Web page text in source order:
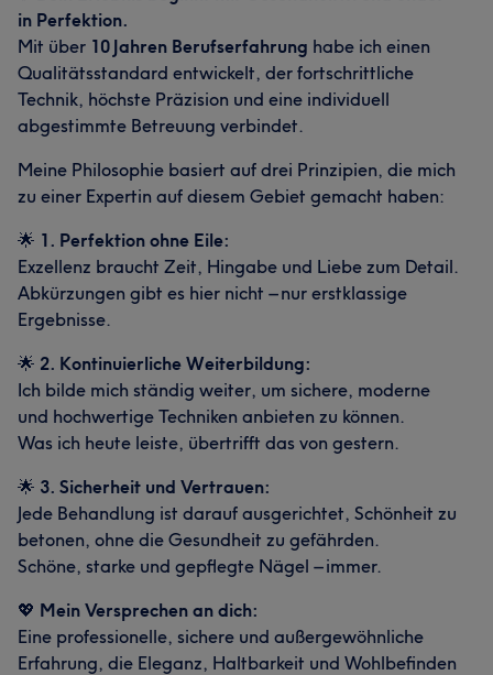
in Perfektion.
Mit über 10 Jahren Berufserfahrung habe ich einen
Qualitätsstandard entwickelt, der fortschrittliche
Technik, höchste Präzision und eine individuell
abgestimmte Betreuung verbindet.
Meine Philosophie basiert auf drei Prinzipien, die mich
zu einer Expertin auf diesem Gebiet gemacht haben:
🌟 1. Perfektion ohne Eile:
Exzellenz braucht Zeit, Hingabe und Liebe zum Detail.
Abkürzungen gibt es hier nicht – nur erstklassige
Ergebnisse.
🌟 2. Kontinuierliche Weiterbildung:
Ich bilde mich ständig weiter, um sichere, moderne
und hochwertige Techniken anbieten zu können.
Was ich heute leiste, übertrifft das von gestern.
🌟 3. Sicherheit und Vertrauen:
Jede Behandlung ist darauf ausgerichtet, Schönheit zu
betonen, ohne die Gesundheit zu gefährden.
Schöne, starke und gepflegte Nägel – immer.
💖 Mein Versprechen an dich:
Eine professionelle, sichere und außergewöhnliche
Erfahrung, die Eleganz, Haltbarkeit und Wohlbefinden